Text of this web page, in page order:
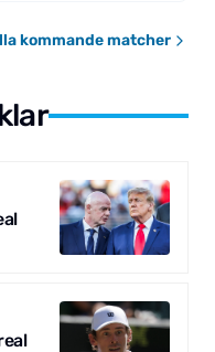
kommande matcher